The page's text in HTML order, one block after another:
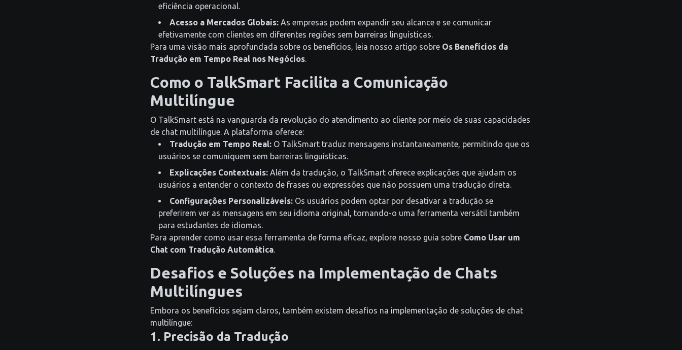
eficiência operacional.
Acesso a Mercados Globais: As empresas podem expandir seu alcance e se comunicar
efetivamente com clientes em diferentes regiões sem barreiras linguísticas.
Para uma visão mais aprofundada sobre os benefícios, leia nosso artigo sobre Os Benefícios da
Tradução em Tempo Real nos Negócios.
Como o TalkSmart Facilita a Comunicação
Multilíngue
O TalkSmart está na vanguarda da revolução do atendimento ao cliente por meio de suas capacidades
de chat multilíngue. A plataforma oferece:
Tradução em Tempo Real: O TalkSmart traduz mensagens instantaneamente, permitindo que os
usuários se comuniquem sem barreiras linguísticas.
Explicações Contextuais: Além da tradução, o TalkSmart oferece explicações que ajudam os
usuários a entender o contexto de frases ou expressões que não possuem uma tradução direta.
Configurações Personalizáveis: Os usuários podem optar por desativar a tradução se
preferirem ver as mensagens em seu idioma original, tornando-o uma ferramenta versátil também
para estudantes de idiomas.
Para aprender como usar essa ferramenta de forma eficaz, explore nosso guia sobre Como Usar um
Chat com Tradução Automática.
Desafios e Soluções na Implementação de Chats
Multilíngues
Embora os benefícios sejam claros, também existem desafios na implementação de soluções de chat
multilíngue:
1. Precisão da Tradução